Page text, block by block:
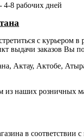
8 рабочих дней
с курьером
выдачи заказов Вы
Актау, Актобе,
из наших розничных
в соответствии